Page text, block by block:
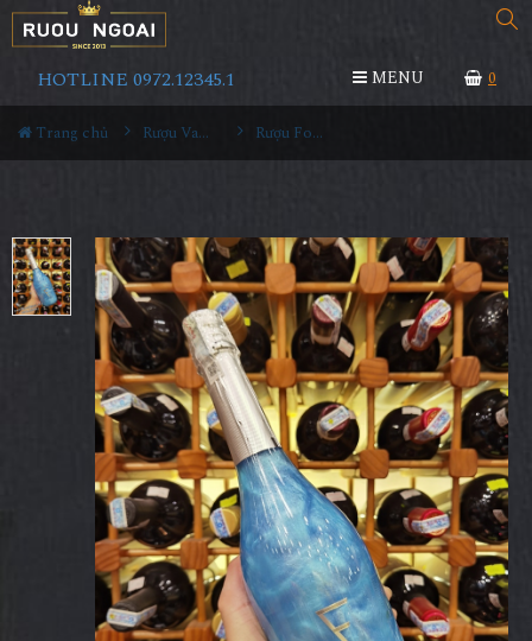
0
HOTLINE 0972.12345.1 MENU
Trang chủ Rượu Vang Rượu Fogoso Sparkling Azul